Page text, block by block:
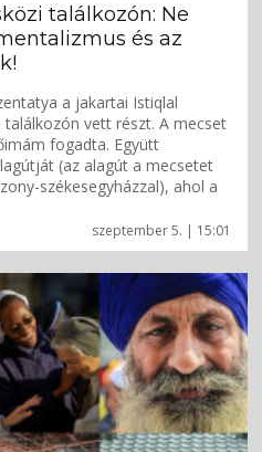
szeptember 5. | 15:01
találkozón: Ne
és az
a jakartai Istiqlal
vett részt. A mecset
fogadta. Együtt
(az alagút a mecsetet
székesegyházzal), ahol a